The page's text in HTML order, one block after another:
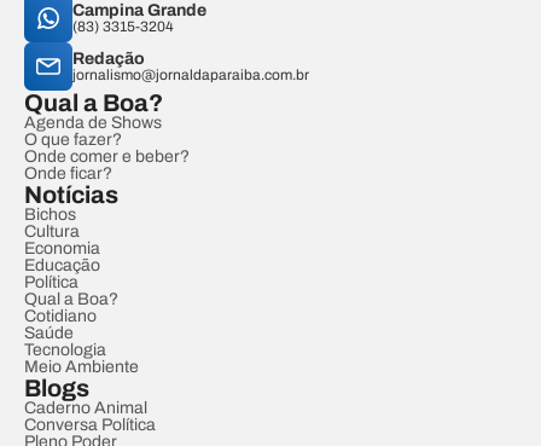
Campina Grande
(83) 3315-3204
Redação
jornalismo@jornaldaparaiba.com.br
Qual a Boa?
Agenda de Shows
O que fazer?
Onde comer e beber?
Onde ficar?
Notícias
Bichos
Cultura
Economia
Educação
Política
Qual a Boa?
Cotidiano
Saúde
Tecnologia
Meio Ambiente
Blogs
Caderno Animal
Conversa Política
Pleno Poder